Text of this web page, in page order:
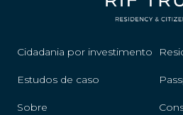
Cidadania por investimento
Estudos de caso
Sobre